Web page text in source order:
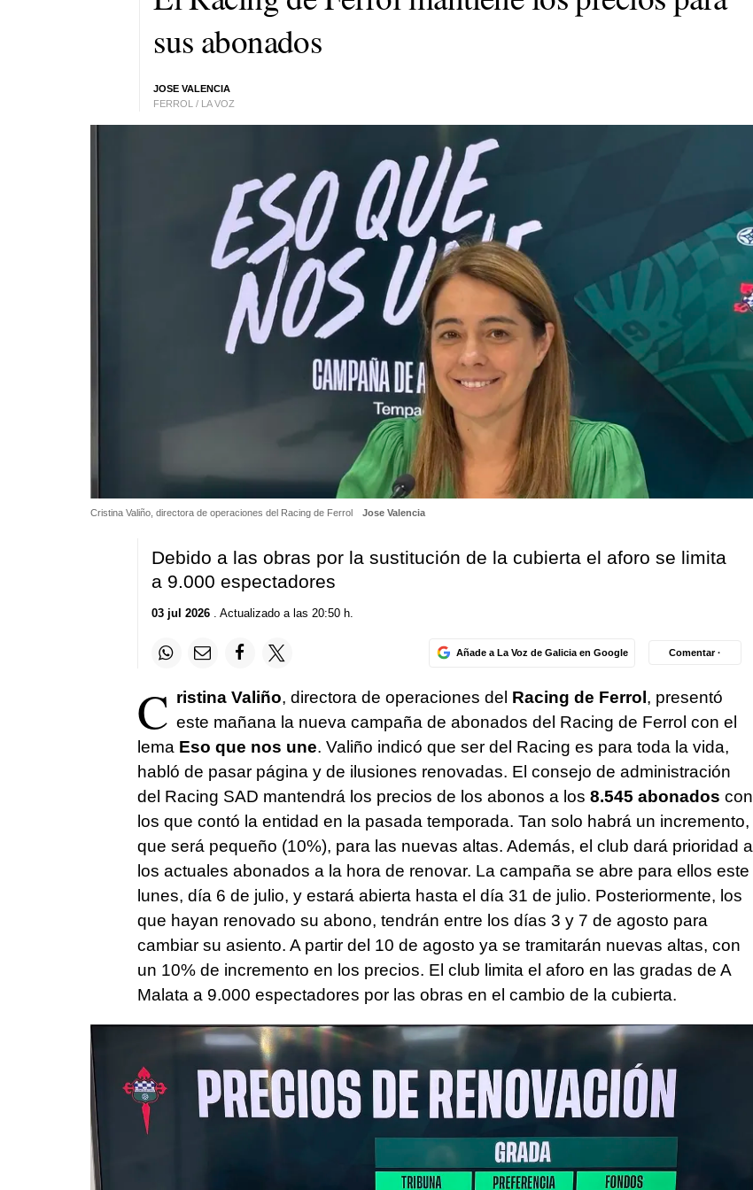
sus abonados
JOSE VALENCIA
FERROL / LA VOZ
Cristina Valiño, directora de operaciones del Racing de Ferrol Jose Valencia
Debido a las obras por la sustitución de la cubierta el aforo se limita
a 9.000 espectadores
03 jul 2026. Actualizado a las 20:50 h.
Añade a La Voz de Galicia en Google Comentar ·
C ristina Valiño, directora de operaciones del Racing de Ferrol, presentó
este mañana la nueva campaña de abonados del Racing de Ferrol con el
lema Eso que nos une. Valiño indicó que ser del Racing es para toda la vida,
habló de pasar página y de ilusiones renovadas. El consejo de administración
del Racing SAD mantendrá los precios de los abonos a los 8.545 abonados con
los que contó la entidad en la pasada temporada. Tan solo habrá un incremento,
que será pequeño (10%), para las nuevas altas. Además, el club dará prioridad a
los actuales abonados a la hora de renovar. La campaña se abre para ellos este
lunes, día 6 de julio, y estará abierta hasta el día 31 de julio. Posteriormente, los
que hayan renovado su abono, tendrán entre los días 3 y 7 de agosto para
cambiar su asiento. A partir del 10 de agosto ya se tramitarán nuevas altas, con
un 10% de incremento en los precios. El club limita el aforo en las gradas de A
Malata a 9.000 espectadores por las obras en el cambio de la cubierta.